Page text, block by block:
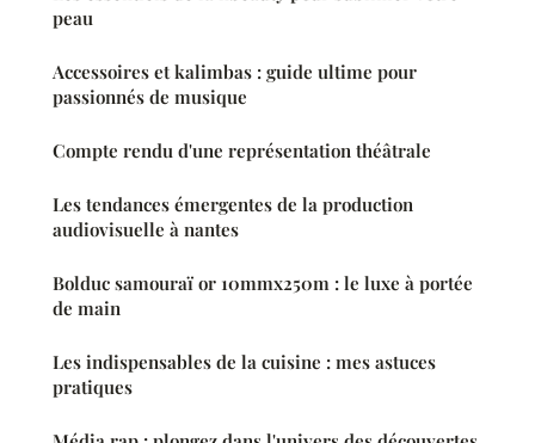
peau
Accessoires et kalimbas : guide ultime pour
passionnés de musique
Compte rendu d'une représentation théâtrale
Les tendances émergentes de la production
audiovisuelle à nantes
Bolduc samouraï or 10mmx250m : le luxe à portée
de main
Les indispensables de la cuisine : mes astuces
pratiques